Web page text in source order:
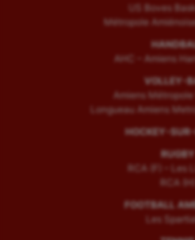
US Boves
Métropole
AHC – Amiens
VOLLEY-
Amiens
Longueau Amiens
HOCKEY-
RUGBY
RCA (F) – Les
RCA (H)
FOOTBALL
Les